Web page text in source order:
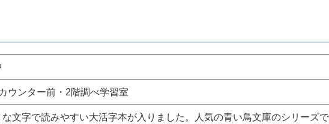
ウンター前・2階調べ学習室
な文字で読みやすい大活字本が入りました。人気の青い鳥文庫のシリーズ